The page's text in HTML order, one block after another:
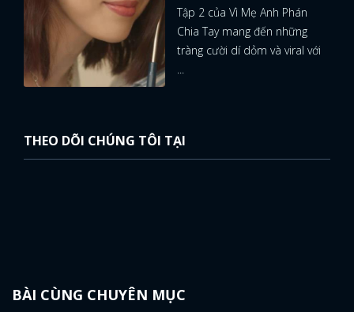
Tập 2 của Vì Mẹ Anh Phán
Chia Tay mang đến những
tràng cười dí dỏm và viral với
...
THEO DÕI CHÚNG TÔI TẠI
BÀI CÙNG CHUYÊN MỤC